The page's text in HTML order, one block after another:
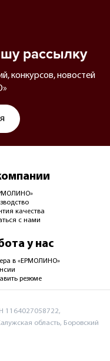
рассылку
конкурсов, новостей
качества
с нами
у нас
в «ЕРМОЛИНО»
резюме
1164027058722,
область, Боровский